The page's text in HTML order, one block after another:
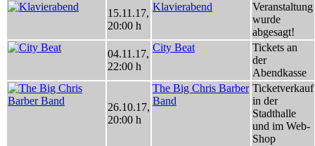
15.11.17,
20:00 h
Klavierabend
Veranstaltung
wurde
abgesagt!
04.11.17,
22:00 h
City Beat
Tickets an
der
Abendkasse
26.10.17,
20:00 h
The Big Chris Barber
Band
Ticketverkauf
in der
Stadthalle
und im Web-
Shop